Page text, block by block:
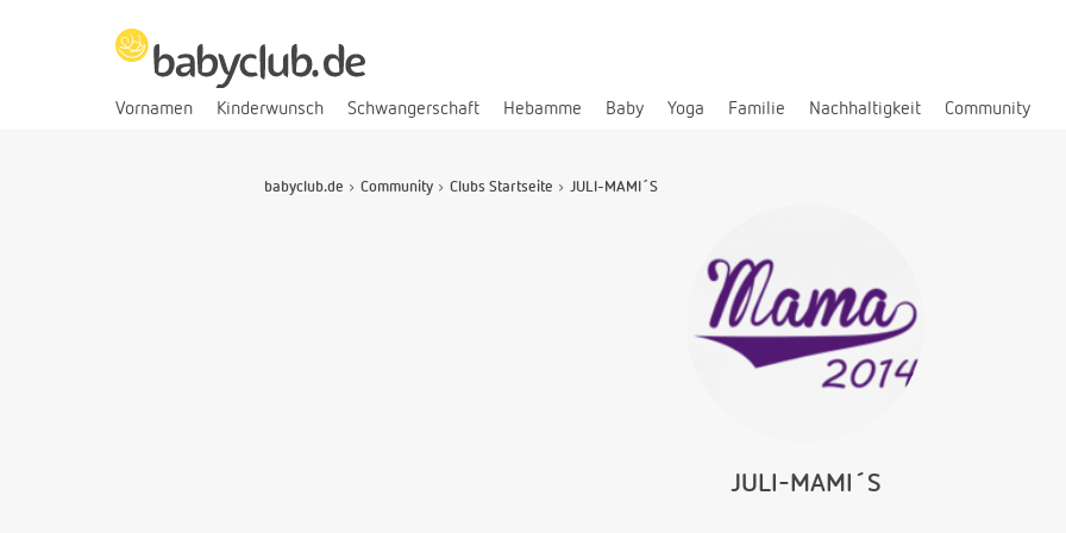
Vornamen Kinderwunsch Schwangerschaft Hebamme Baby Yoga Familie Nachhaltigkeit Community
babyclub.de Community Clubs Startseite JULI-MAMI´S
JULI-MAMI´S